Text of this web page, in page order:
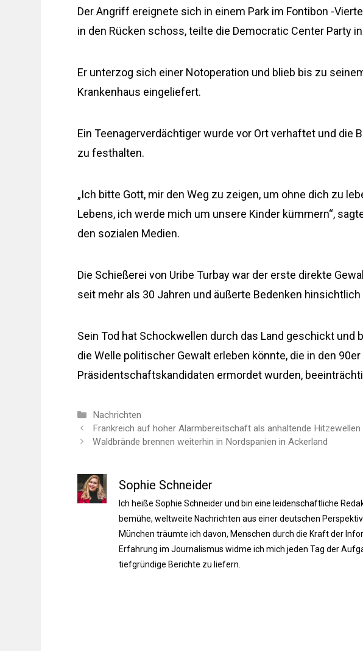
Der Angriff ereignete sich in einem Park im Fontibon -
in den Rücken schoss, teilte die Democratic Center Party
Er unterzog sich einer Notoperation und blieb bis zu
Krankenhaus eingeliefert.
Ein Teenagerverdächtiger wurde vor Ort verhaftet und die
zu festhalten.
„Ich bitte Gott, mir den Weg zu zeigen, um ohne dich zu
Lebens, ich werde mich um unsere Kinder kümmern“,
den sozialen Medien.
Die Schießerei von Uribe Turbay war der erste direkte
seit mehr als 30 Jahren und äußerte Bedenken
Sein Tod hat Schockwellen durch das Land geschickt
die Welle politischer Gewalt erleben könnte, die in den 90er
Präsidentschaftskandidaten ermordet wurden,
Kategorien
Nachrichten
Frankreich auf hoher Alarmbereitschaft als anhaltende
Waldbrände brennen weiterhin in Nordspanien in Ackerland
Sophie Schneider
Ich heiße Sophie Schneider und bin eine leidenschaftliche
bemühe, weltweite Nachrichten aus einer deutschen
München träumte ich davon, Menschen durch die Kraft der
Erfahrung im Journalismus widme ich mich jeden Tag der
tiefgründige Berichte zu liefern.